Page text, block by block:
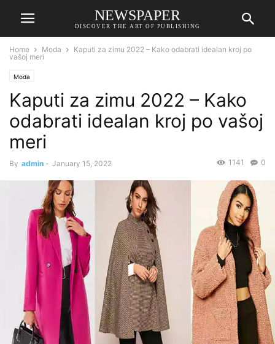
NEWSPAPER
DISCOVER THE ART OF PUBLISHING
Home Moda
Kaputi za zimu 2022 – Kako odabrati idealan kroj po
vašoj meri
Moda
Kaputi za zimu 2022 – Kako
odabrati idealan kroj po vašoj
meri
By admin - January 15, 2022 0
1141